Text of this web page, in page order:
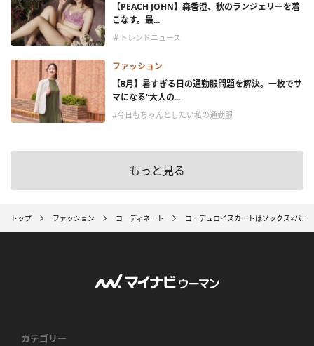
【PEACH JOHN】森香澄、秋のランジェリーを着
こなす。最...
＃トレンドニュース
ファッション
【8月】暑すぎる日の通勤服問題を解決。一枚でサ
マになる“大人の...
#今日もちゃんとしたい私の通勤服
もっと見る
トップ ファッション コーディネート コーデュロイスカートはソックス×パ
カテゴリー